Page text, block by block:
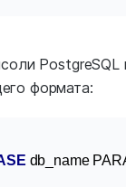
PostgreSQL
формата:
db_name